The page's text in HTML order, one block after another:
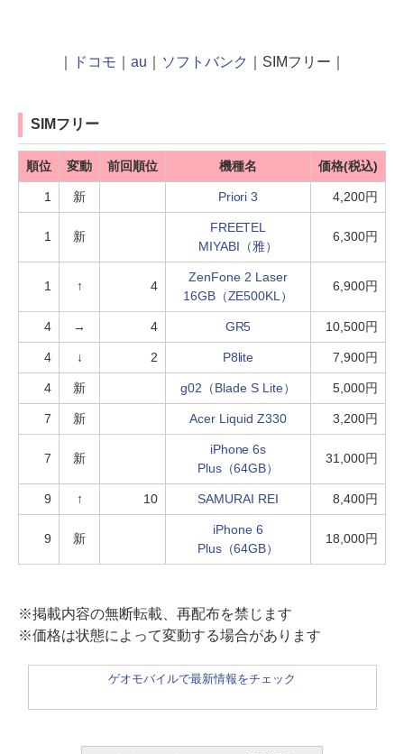
ドコモ ｜au ソフトバンク ｜SIMフリー｜
SIMフリー
順位 変動 前回順位 機種名 価格(税込)
1 新 Priori 3 4,200円
1 新
FREETEL
MIYABI（雅）
6,300円
1 ↑ 4
ZenFone 2 Laser
16GB（ZE500KL）
6,900円
4 → 4 GR5 10,500円
4 ↓ 2 P8lite 7,900円
4 新 g02（Blade S Lite） 5,000円
7 新 Acer Liquid Z330 3,200円
7 新
iPhone 6s
Plus（64GB）
31,000円
9 ↑ 10 SAMURAI REI 8,400円
9 新
iPhone 6
Plus（64GB）
18,000円
※掲載内容の無断転載、再配布を禁じます
※価格は状態によって変動する場合があります
ゲオモバイルで最新情報をチェック